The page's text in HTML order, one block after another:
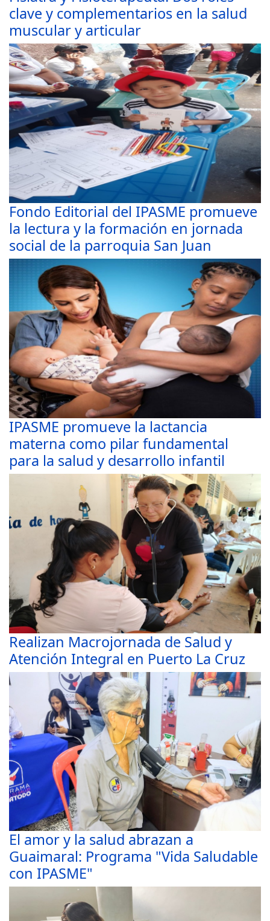
clave y complementarios en la salud
muscular y articular
Fondo Editorial del IPASME promueve
la lectura y la formación en jornada
social de la parroquia San Juan
IPASME promueve la lactancia
materna como pilar fundamental
para la salud y desarrollo infantil
Realizan Macrojornada de Salud y
Atención Integral en Puerto La Cruz
El amor y la salud abrazan a
Guaimaral: Programa "Vida Saludable
con IPASME"